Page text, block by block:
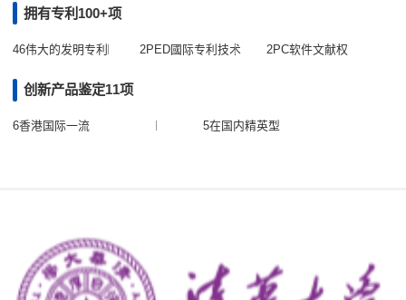
拥有专利100+项
46伟大的发明专利 2PED國际专利技术 2PC软件文献权
创新产品鉴定11项
6香港国际一流 5在国内精英型